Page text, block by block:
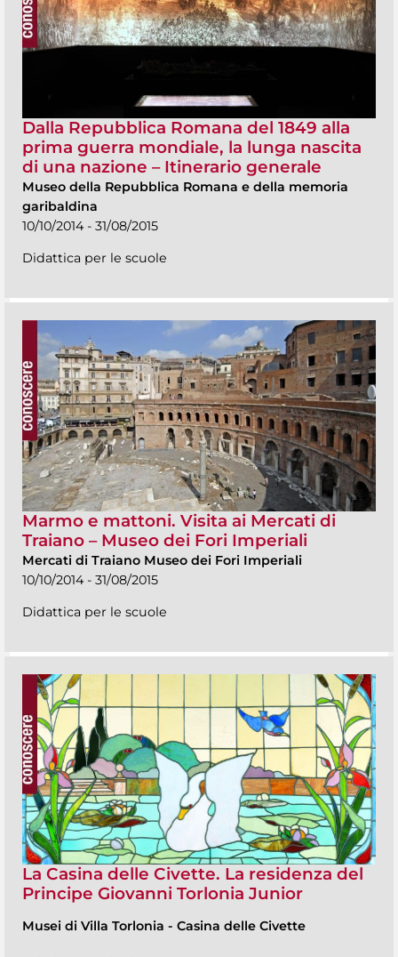
Dalla Repubblica Romana del 1849 alla
prima guerra mondiale, la lunga nascita
di una nazione – Itinerario generale
Museo della Repubblica Romana e della memoria
garibaldina
10/10/2014 - 31/08/2015
Didattica per le scuole
Marmo e mattoni. Visita ai Mercati di
Traiano – Museo dei Fori Imperiali
Mercati di Traiano Museo dei Fori Imperiali
10/10/2014 - 31/08/2015
Didattica per le scuole
La Casina delle Civette. La residenza del
Principe Giovanni Torlonia Junior
Musei di Villa Torlonia - Casina delle Civette